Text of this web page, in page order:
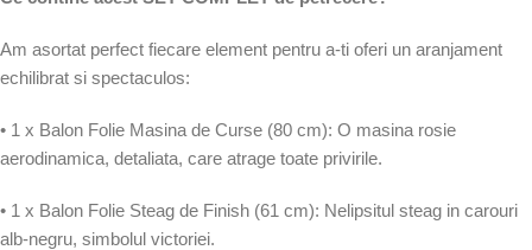
Am asortat perfect fiecare element pentru a-ti oferi un aranjament
echilibrat si spectaculos:
• 1 x Balon Folie Masina de Curse (80 cm): O masina rosie
aerodinamica, detaliata, care atrage toate privirile.
• 1 x Balon Folie Steag de Finish (61 cm): Nelipsitul steag in carouri
alb-negru, simbolul victoriei.